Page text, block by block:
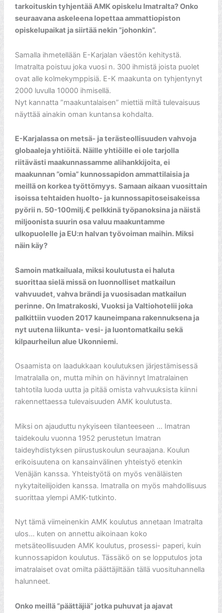
tarkoituskin tyhjentää AMK opiskelu Imatralta? Onko
seuraavana askeleena lopettaa ammattiopiston
opiskelupaikat ja siirtää nekin ”johonkin”.
Samalla ihmetellään E-Karjalan väestön kehitystä.
Imatralta poistuu joka vuosi n. 300 ihmistä joista puolet
ovat alle kolmekymppisiä. E-K maakunta on tyhjentynyt
2000 luvulla 10000 ihmisellä.
Nyt kannatta ”maakuntalaisen” miettiä miltä tulevaisuus
näyttää ainakin oman kuntansa kohdalta.
E-Karjalassa on metsä- ja terästeollisuuden vahvoja
globaaleja yhtiöitä. Näille yhtiöille ei ole tarjolla
riitävästi maakunnassamme alihankkijoita, ei
maakunnan ”omia” kunnossapidon ammattilaisia ja
meillä on korkea työttömyys. Samaan aikaan vuosittain
isoissa tehtaiden huolto- ja kunnossapitoseisakeissa
pyörii n. 50-100milj.€ pelkkinä työpanoksina ja näistä
miljoonista suurin osa valuu maakuntamme
ulkopuolelle ja EU:n halvan työvoiman maihin. Miksi
näin käy?
Samoin matkailuala, miksi koulutusta ei haluta
suorittaa sielä missä on luonnolliset matkailun
vahvuudet, vahva brändi ja vuosisadan matkailun
perinne. On Imatrakoski, Vuoksi ja Valtiohotelii joka
palkittiin vuoden 2017 kauneimpana rakennuksena ja
nyt uutena liikunta- vesi- ja luontomatkailu sekä
kilpaurheilun alue Ukonniemi.
Osaamista on laadukkaan koulutuksen järjestämisessä
Imatralalla on, mutta mihin on hävinnyt Imatralainen
tahtotila luoda uutta ja pitää omista vahvuuksista kiinni
rakennettaessa tulevaisuuden AMK koulutusta.
Miksi on ajauduttu nykyiseen tilanteeseen … Imatran
taidekoulu vuonna 1952 perustetun Imatran
taideyhdistyksen piirustuskoulun seuraajana. Koulun
erikoisuutena on kansainvälinen yhteistyö etenkin
Venäjän kanssa. Yhteistyötä on myös venäläisten
nykytaiteilijoiden kanssa. Imatralla on myös mahdollisuus
suorittaa ylempi AMK-tutkinto.
Nyt tämä viimeinenkin AMK koulutus annetaan Imatralta
ulos… kuten on annettu aikoinaan koko
metsäteollisuuden AMK koulutus, prosessi- paperi, kuin
kunnossapidon koulutus. Tässäkö on se lopputulos jota
imatralaiset ovat omilta päättäjiltään tällä vuosituhannella
halunneet.
Onko meillä ”päättäjiä” jotka puhuvat ja ajavat